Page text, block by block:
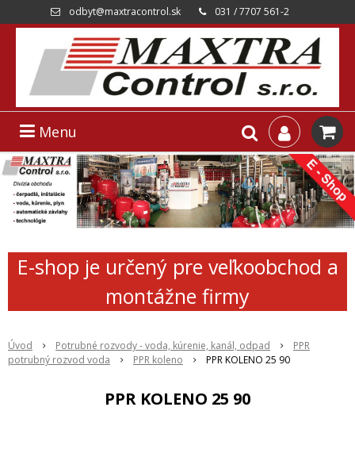
odbyt@maxtracontrol.sk 031 / 7707 561-2
Menu
E-shop je určený pre veľkoobchod a
montážne firmy
Úvod Potrubné rozvody - voda, kúrenie, kanál, odpad
PPR
potrubný rozvod voda
PPR koleno PPR KOLENO 25 90
PPR KOLENO 25 90